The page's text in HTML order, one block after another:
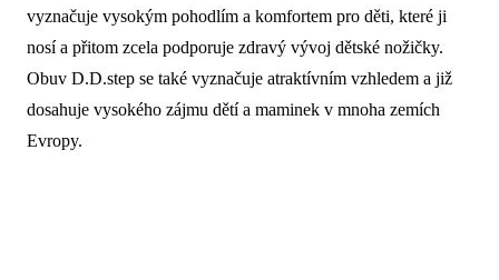
vyznačuje vysokým pohodlím a komfortem pro děti, které ji
nosí a přitom zcela podporuje zdravý vývoj dětské nožičky.
Obuv D.D.step se také vyznačuje atraktívním vzhledem a již
dosahuje vysokého zájmu dětí a maminek v mnoha zemích
Evropy.